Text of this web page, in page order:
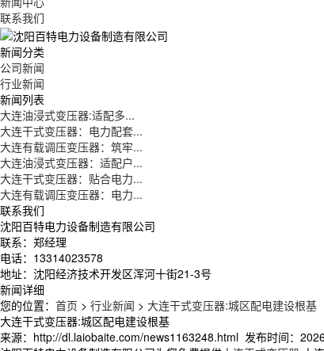
联系我们
新闻分类
公司新闻
行业新闻
新闻列表
大连油浸式变压器:适配多...
大连干式变压器：电力配套...
大连有载调压变压器：筑牢...
大连油浸式变压器：适配户...
大连干式变压器：贴合电力...
大连有载调压变压器：电力...
联系我们
沈阳百特电力设备制造有限公司
联系：郑经理
电话：13314023578
地址：沈阳经济技术开发区浑河十街21-3号
新闻详细
您的位置： 首页 > 行业新闻 > 大连干式变压器:城区配电建设根基
大连干式变压器:城区配电建设根基
来源：http://dl.laiobaite.com/news1163248.html 发布时间：